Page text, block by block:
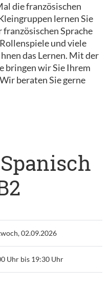
die französischen
lernen Sie
Sprache
und viele
das Lernen. Mit der
bringen wir Sie Ihrem
beraten Sie gerne
02.09.2026
Uhr bis 19:30 Uhr